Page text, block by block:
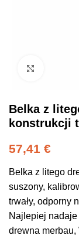
Belka z
konstrukcji
57,41 €
Belka z litego
suszony,
trwały, odporny
Najlepiej
drewna